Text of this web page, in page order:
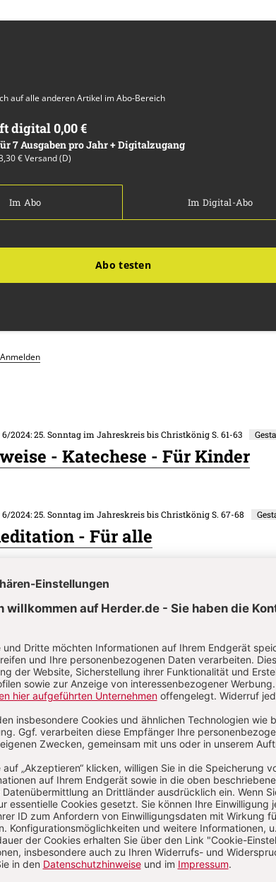
auf alle anderen Artikel im Abo-Bereich
digital 0,00 €
7 Ausgaben pro Jahr + Digitalzugang
€ Versand (D)
Im Abo Im Digital-Abo
Abo testen
Anmelden
6/2024: 25. Sonntag im Jahreskreis bis Christkönig S. 61-63
- Katechese - Für Kinder
6/2024: 25. Sonntag im Jahreskreis bis Christkönig S. 67-68
- Für alle
6/2024: 25. Sonntag im Jahreskreis bis Christkönig
mit den guten Tipps -
Ihren Kommentar
Als Gast